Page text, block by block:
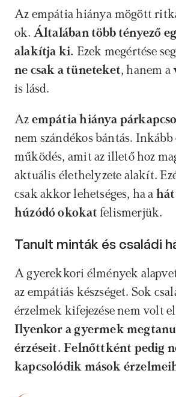
Az empátia hiánya mögött
ok. Általában több tényező
alakítja ki.
ne csak a tüneteket, hanem a
is lásd.
Az empátia hiánya
nem szándékos bántás.
működés, amit az illető hoz
aktuális élethelyzete alakít.
csak akkor lehetséges, ha a
húzódó okokat felismerjük.
Tanult minták és családi
A gyerekkori élmények
az empátiás készséget. Sok
Ilyenkor a gyermek
érzéseit. Felnőttként pedig
kapcsolódik mások